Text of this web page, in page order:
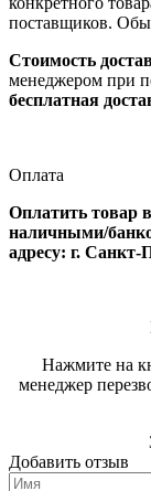
поставщиков.
Стоимость
менеджером при
бесплатная
Оплата
Оплатить товар
наличными/
адресу: г. Санкт-
Нажмите на
менеджер
Добавить отзыв